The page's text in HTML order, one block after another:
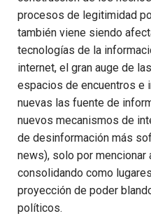
procesos de legitimidad
también viene siendo
tecnologías de la
internet, el gran auge de
espacios de encuentros e
nuevas las fuente de
nuevos mecanismos de
de desinformación más
news), solo por mencionar
consolidando como
proyección de poder
políticos.